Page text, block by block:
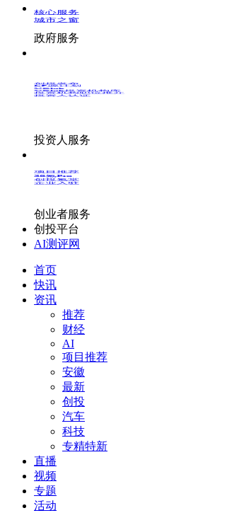
核心服务
城市之窗
政府服务
创投发布
LP源计划
VClub
VClub投资机构库
投资机构职位推介
投资人认证
投资人服务
项目推荐
36氪Pro
创投氪堂
企业入驻
创业者服务
创投平台
AI测评网
首页
快讯
资讯
推荐
财经
AI
项目推荐
安徽
最新
创投
汽车
科技
专精特新
直播
视频
专题
活动